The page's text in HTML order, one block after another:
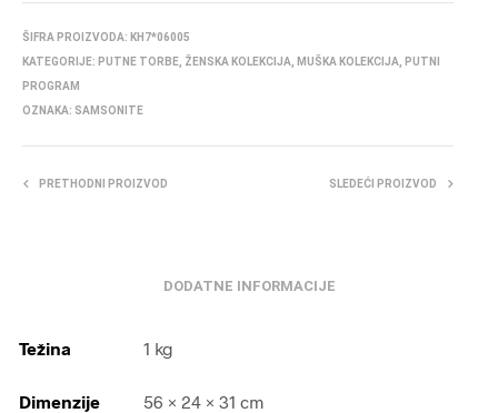
ŠIFRA PROIZVODA: KH7*06005
KATEGORIJE: PUTNE TORBE ŽENSKA KOLEKCIJA MUŠKA KOLEKCIJA
PUTNI
PROGRAM
OZNAKA: SAMSONITE
PRETHODNI PROIZVOD SLEDEĆI PROIZVOD
DODATNE INFORMACIJE
Težina 1 kg
Dimenzije 56 × 24 × 31 cm